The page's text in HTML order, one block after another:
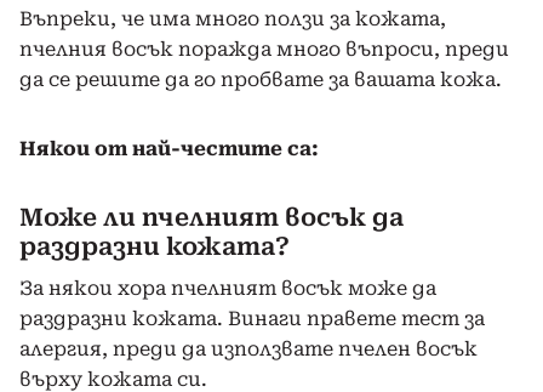
Въпреки, че има много ползи за кожата,
пчелния восък поражда много въпроси, преди
да се решите да го пробвате за вашата кожа.
Някои от най-честите са:
Може ли пчелният восък да
раздразни кожата?
За някои хора пчелният восък може да
раздразни кожата. Винаги правете тест за
алергия, преди да използвате пчелен восък
върху кожата си.